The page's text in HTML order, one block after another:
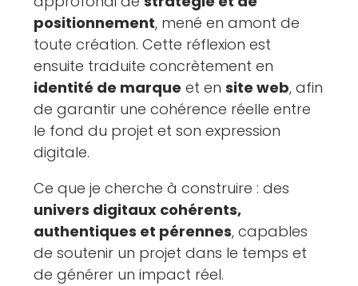
positionnement, mené en amont de
toute création. Cette réflexion est
ensuite traduite concrètement en
identité de marque et ensite web, afin
de garantir une cohérence réelle entre
le fond du projet et son expression
digitale.
Ce que je cherche à construire : des
univers digitaux cohérents,
authentiques et pérennes, capables
de soutenir un projet dans le temps et
de générer un impact réel.